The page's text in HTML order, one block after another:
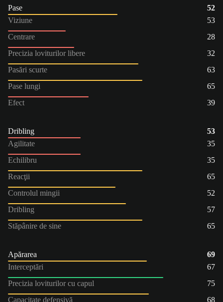
Pase
52
Viziune
53
Centrare
28
Precizia loviturilor libere
32
Pasări scurte
63
Pase lungi
65
Efect
39
Dribling
53
Agilitate
35
Echilibru
35
Reacţii
65
Controlul mingii
52
Dribling
57
Stăpânire de sine
65
Apărarea
69
Interceptări
67
Precizia loviturilor cu capul
75
Capacitate defensivă
68